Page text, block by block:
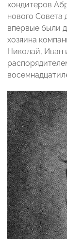
кондитеров
нового Совета
впервые были
хозяина
Николай, Иван